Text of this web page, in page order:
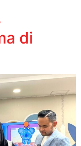
di